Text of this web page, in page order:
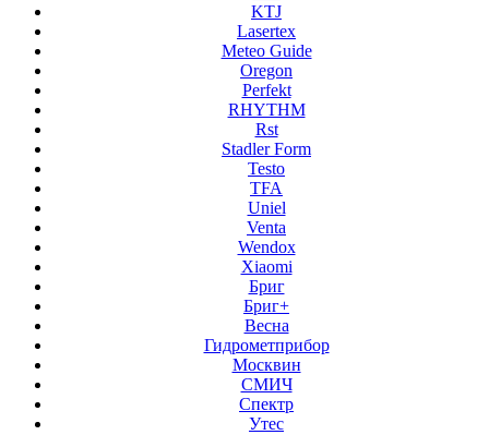
KTJ
Lasertex
Meteo Guide
Oregon
Perfekt
RHYTHM
Rst
Stadler Form
Testo
TFA
Uniel
Venta
Wendox
Xiaomi
Бриг
Бриг+
Весна
Гидрометприбор
Москвин
СМИЧ
Спектр
Утес